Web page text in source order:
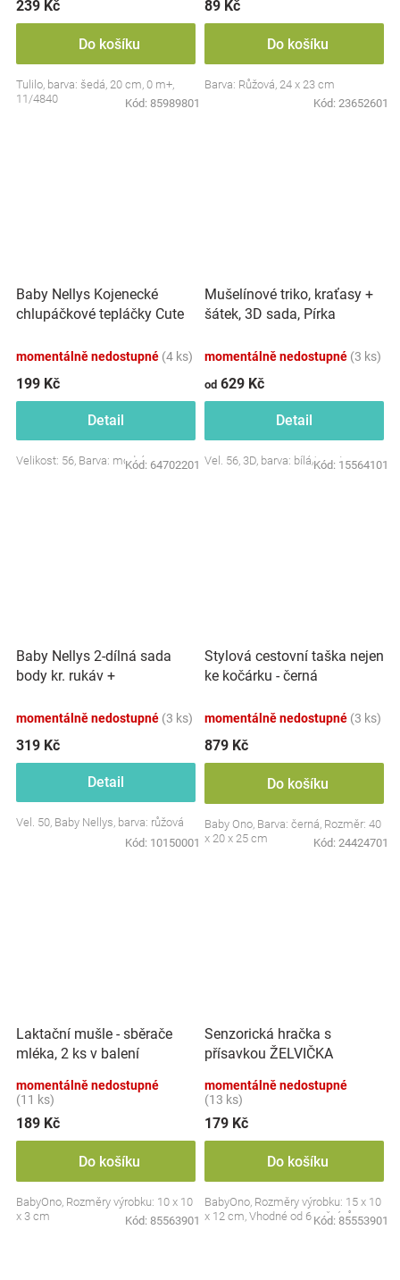
239 Kč
Do košíku
Tulilo, barva: šedá, 20 cm, 0 m+,
11/4840
Kód: 85989801
89 Kč
Do košíku
Barva: Růžová, 24 x 23 cm
Kód: 23652601
Baby Nellys Kojenecké
chlupáčkové tepláčky Cute
momentálně nedostupné (4 ks)
199 Kč
Detail
Velikost: 56, Barva: modrá
Kód: 64702201
Mušelínové triko, kraťasy +
šátek, 3D sada, Pírka
momentálně nedostupné (3 ks)
od 629 Kč
Detail
Vel. 56, 3D, barva: bílá/smetana
Kód: 15564101
Baby Nellys 2-dílná sada
body kr. rukáv +
Little Star
momentálně nedostupné (3 ks)
319 Kč
Detail
Vel. 50, Baby Nellys, barva: růžová
Kód: 10150001
Stylová cestovní taška nejen
ke kočárku - černá
momentálně nedostupné (3 ks)
879 Kč
Do košíku
Baby Ono, Barva: černá, Rozměr: 40
x 20 x 25 cm
Kód: 24424701
Laktační mušle - sběrače
mléka, 2 ks v balení
momentálně nedostupné
(11 ks)
189 Kč
Do košíku
BabyOno, Rozměry výrobku: 10 x 10
x 3 cm
Kód: 85563901
Senzorická hračka s
přísavkou ŽELVIČKA
momentálně nedostupné
(13 ks)
179 Kč
Do košíku
BabyOno, Rozměry výrobku: 15 x 10
x 12 cm, Vhodné od 6 měsíců
Kód: 85553901